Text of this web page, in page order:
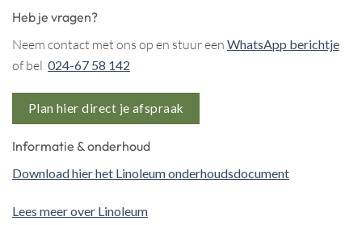
Heb je vragen?
Neem contact met ons op en stuur een WhatsApp berichtje
of bel 024-67 58 142
Plan hier direct je afspraak
Informatie & onderhoud
Download hier het Linoleum onderhoudsdocument
Lees meer over Linoleum